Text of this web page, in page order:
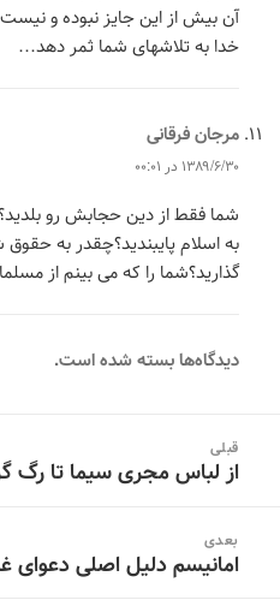
آن بیش از این جایز نبوده و
خدا به تلاشهای شما ثمر دهد…
مرجان فرقانی
۱۳۸۹/۶/۳۰ در ۰۰:۰۱
شما فقط از دین حجابش رو
به اسلام پایبندید؟چقدر به حقوق
گذارید؟شما را که می بینم از
دیدگاه‌ها بسته شده است.
نوشته‌ها
قبلی
نوشته
از لباس مجری سیما تا رگ
بعدی
نوشته
امانیسم دلیل اصلی